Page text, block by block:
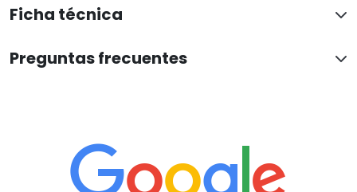
Ficha técnica
Preguntas frecuentes